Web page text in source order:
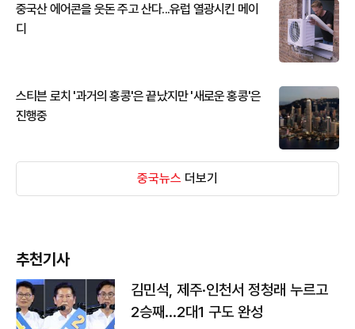
중국산 에어콘을 웃돈 주고 산다...유럽 열광시킨 메이
디
스티븐 로치 '과거의 홍콩'은 끝났지만 '새로운 홍콩'은
진행중
중국뉴스 더보기
추천기사
김민석, 제주·인천서 정청래 누르고
2승째…2대1 구도 완성